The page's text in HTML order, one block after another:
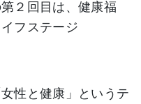
２回目は、健康福
フステージ
性と健康」というテ